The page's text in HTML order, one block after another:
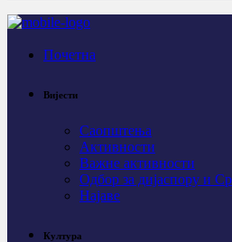
Почетна
Вијести
Саопштења
Активности
Важне активности
Одбор за дијаспору и
Најаве
Култура